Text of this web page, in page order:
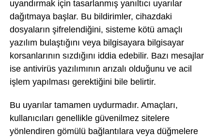
uyandırmak için tasarlanmış yanıltıcı uyarılar
dağıtmaya başlar. Bu bildirimler, cihazdaki
dosyaların şifrelendiğini, sisteme kötü amaçlı
yazılım bulaştığını veya bilgisayara bilgisayar
korsanlarının sızdığını iddia edebilir. Bazı mesajlar
ise antivirüs yazılımının arızalı olduğunu ve acil
işlem yapılması gerektiğini bile belirtir.
Bu uyarılar tamamen uydurmadır. Amaçları,
kullanıcıları genellikle güvenilmez sitelere
yönlendiren gömülü bağlantılara veya düğmelere